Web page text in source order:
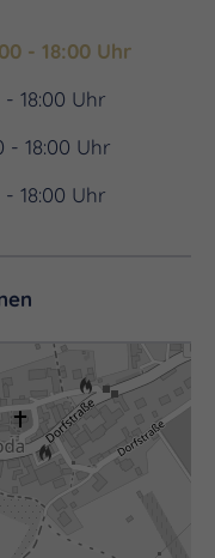
in der Sonne
müde Wanderer,
Spielverrückte,
Entschleuniger.
- 18:00 Uhr
- 18:00 Uhr
- 18:00 Uhr
- 18:00 Uhr